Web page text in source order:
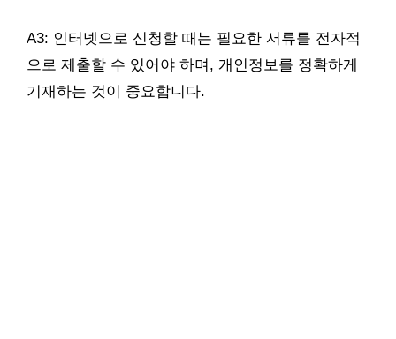
A3: 인터넷으로 신청할 때는 필요한 서류를 전자적
으로 제출할 수 있어야 하며, 개인정보를 정확하게
기재하는 것이 중요합니다.